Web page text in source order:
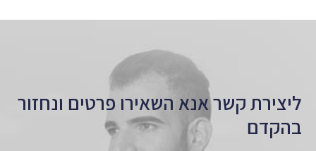
ליצירת קשר אנא השאירו פרטים ונחזור
בהקדם